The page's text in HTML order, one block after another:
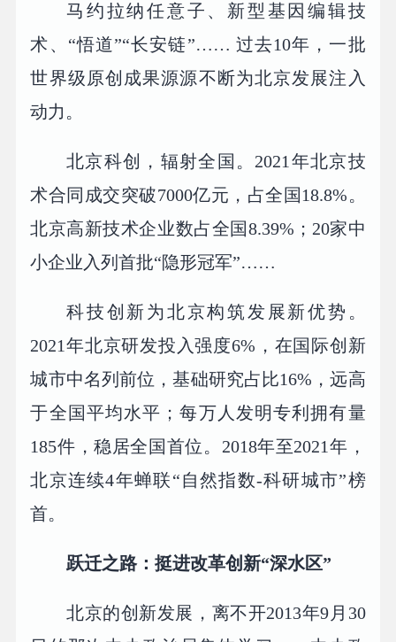
马约拉纳任意子、新型基因编辑技
术、“悟道”“长安链”…… 过去10年，一批
世界级原创成果源源不断为北京发展注入
动力。
北京科创，辐射全国。2021年北京技
术合同成交突破7000亿元，占全国18.8%。
北京高新技术企业数占全国8.39%；20家中
小企业入列首批“隐形冠军”……
科技创新为北京构筑发展新优势。
2021年北京研发投入强度6%，在国际创新
城市中名列前位，基础研究占比16%，远高
于全国平均水平；每万人发明专利拥有量
185件，稳居全国首位。2018年至2021年，
北京连续4年蝉联“自然指数-科研城市”榜
首。
跃迁之路：挺进改革创新“深水区”
北京的创新发展，离不开2013年9月30